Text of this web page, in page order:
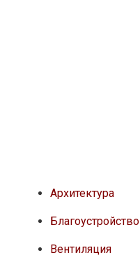
Архитектура
Благоустройство
Вентиляция